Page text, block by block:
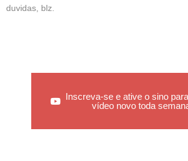
duvidas, blz.
Inscreva-se e ative o sino
vídeo novo toda